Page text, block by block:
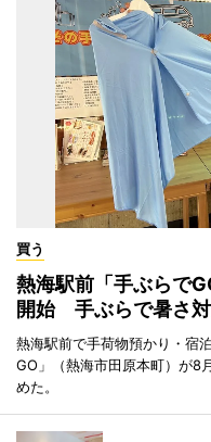
買う
熱海駅前「手ぶらで
開始 手ぶらで暑さ
熱海駅前で手荷物預かり・宿
GO」（熱海市田原本町）が8
めた。